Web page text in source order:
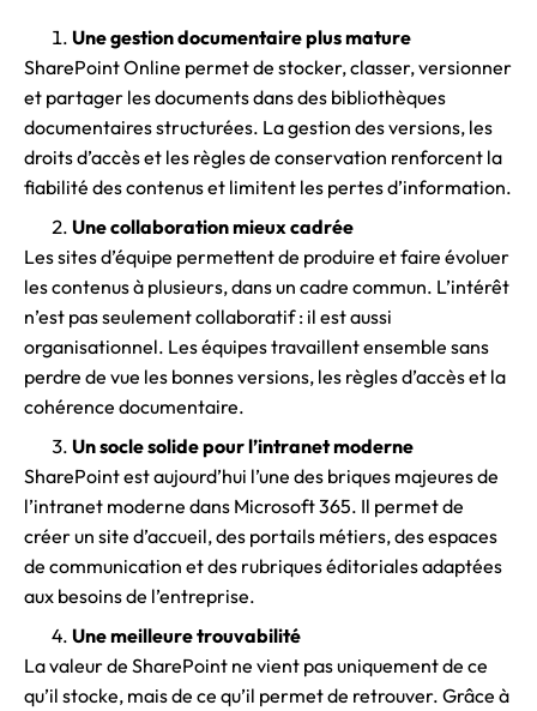
Une gestion documentaire plus mature
SharePoint Online permet de stocker, classer, versionner
et partager les documents dans des bibliothèques
documentaires structurées. La gestion des versions, les
droits d’accès et les règles de conservation renforcent la
fiabilité des contenus et limitent les pertes d’information.
Une collaboration mieux cadrée
Les sites d’équipe permettent de produire et faire évoluer
les contenus à plusieurs, dans un cadre commun. L’intérêt
n’est pas seulement collaboratif : il est aussi
organisationnel. Les équipes travaillent ensemble sans
perdre de vue les bonnes versions, les règles d’accès et la
cohérence documentaire.
Un socle solide pour l’intranet moderne
SharePoint est aujourd’hui l’une des briques majeures de
l’intranet moderne dans Microsoft 365. Il permet de
créer un site d’accueil, des portails métiers, des espaces
de communication et des rubriques éditoriales adaptées
aux besoins de l’entreprise.
Une meilleure trouvabilité
La valeur de SharePoint ne vient pas uniquement de ce
qu’il stocke, mais de ce qu’il permet de retrouver. Grâce à